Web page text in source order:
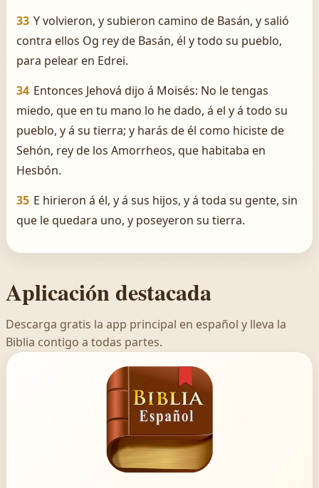
33 Y volvieron, y subieron camino de Basán, y salió
contra ellos Og rey de Basán, él y todo su pueblo,
para pelear en Edrei.
34 Entonces Jehová dijo á Moisés: No le tengas
miedo, que en tu mano lo he dado, á el y á todo su
pueblo, y á su tierra; y harás de él como hiciste de
Sehón, rey de los Amorrheos, que habitaba en
Hesbón.
35 E hirieron á él, y á sus hijos, y á toda su gente, sin
que le quedara uno, y poseyeron su tierra.
Aplicación destacada
Descarga gratis la app principal en español y lleva la
Biblia contigo a todas partes.